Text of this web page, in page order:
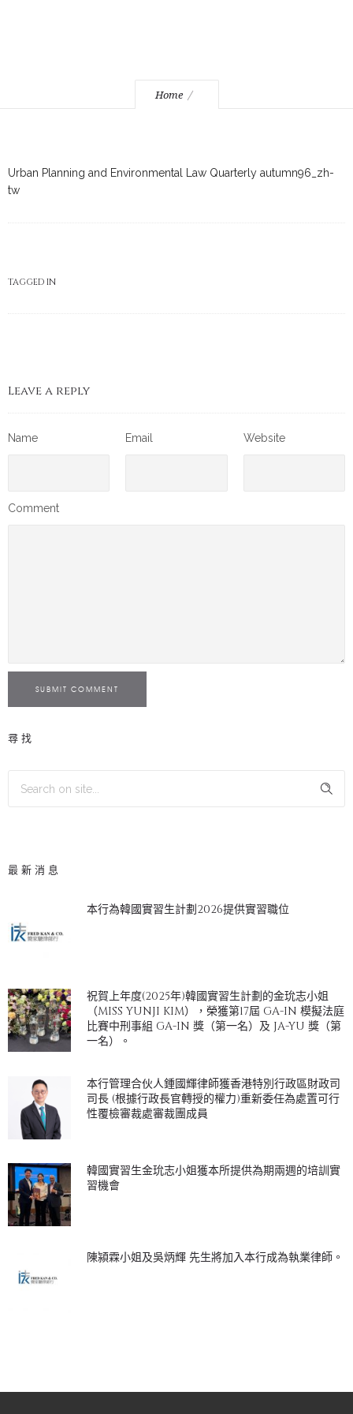
Home
Urban Planning and Environmental Law Quarterly autumn96_zh-
tw
TAGGED IN
Leave a reply
Name Email Website
Comment
SUBMIT COMMENT
尋找
最新消息
本行為韓國實習生計劃2026提供實習職位
祝賀上年度(2025年)韓國實習生計劃的金玧志小姐
（MISS YUNJI KIM），榮獲第17屆 GA-IN 模擬法庭
比賽中刑事組 GA-IN 獎（第一名）及 JA-YU 獎（第
一名）。
本行管理合伙人鍾國輝律師獲香港特別行政區財政司
司長 (根據行政長官轉授的權力)重新委任為處置可行
性覆檢審裁處審裁團成員
韓國實習生金玧志小姐獲本所提供為期兩週的培訓實
習機會
陳潁霖小姐及吳炳輝 先生將加入本行成為執業律師。